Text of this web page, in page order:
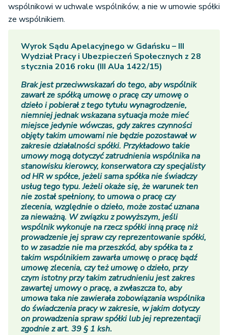
wspólnikowi w uchwale wspólników, a nie w umowie spółki
ze wspólnikiem.
Wyrok Sądu Apelacyjnego w Gdańsku – III
Wydział Pracy i Ubezpieczeń Społecznych z 28
stycznia 2016 roku (III AUa 1422/15)
Brak jest przeciwwskazań do tego, aby wspólnik
zawarł ze spółką umowę o pracę czy umowę o
dzieło i pobierał z tego tytułu wynagrodzenie,
niemniej jednak wskazana sytuacja może mieć
miejsce jedynie wówczas, gdy zakres czynności
objęty takim umowami nie będzie pozostawał w
zakresie działalności spółki. Przykładowo takie
umowy mogą dotyczyć zatrudnienia wspólnika na
stanowisku kierowcy, konserwatora czy specjalisty
od HR w spółce, jeżeli sama spółka nie świadczy
usług tego typu. Jeżeli okaże się, że warunek ten
nie został spełniony, to umowa o pracę czy
zlecenia, względnie o dzieło, może zostać uznana
za nieważną. W związku z powyższym, jeśli
wspólnik wykonuje na rzecz spółki inną pracę niż
prowadzenie jej spraw czy reprezentowanie spółki,
to w zasadzie nie ma przeszkód, aby spółka ta z
takim wspólnikiem zawarła umowę o pracę bądź
umowę zlecenia, czy też umowę o dzieło, przy
czym istotny przy takim zatrudnieniu jest zakres
zawartej umowy o pracę, a zwłaszcza to, aby
umowa taka nie zawierała zobowiązania wspólnika
do świadczenia pracy w zakresie, w jakim dotyczy
on prowadzenia spraw spółki lub jej reprezentacji
zgodnie z art. 39 § 1 ksh.